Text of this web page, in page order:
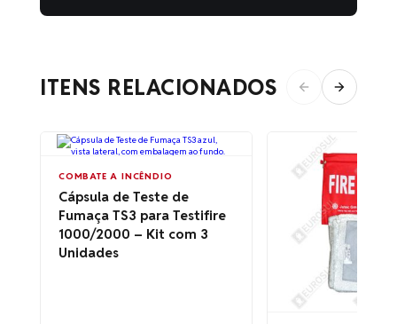
ITENS RELACIONADOS
COMBATE A INCÊNDIO
Cápsula de Teste de
Fumaça TS3 para Testifire
1000/2000 – Kit com 3
Unidades